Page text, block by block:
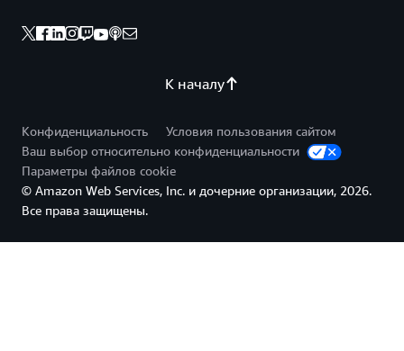
К началу
Конфиденциальность
Условия пользования сайтом
Ваш выбор относительно конфиденциальности
Параметры файлов cookie
© Amazon Web Services, Inc. и дочерние организации, 2026.
Все права защищены.